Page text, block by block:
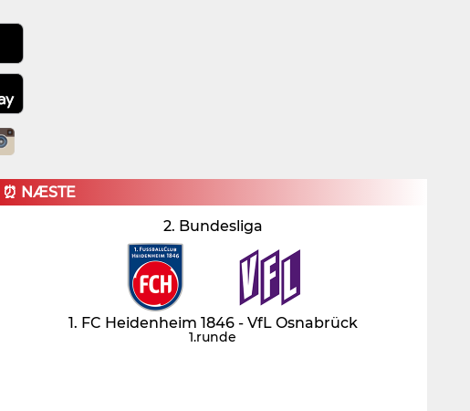
⏰ NÆSTE
2. Bundesliga
1. FC Heidenheim 1846 - VfL Osnabrück
1.runde